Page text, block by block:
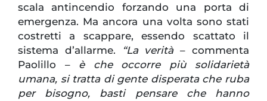
scala antincendio forzando una porta di
emergenza. Ma ancora una volta sono stati
costretti a scappare, essendo scattato il
sistema d’allarme.
“La verità– commenta
Paolillo – è che occorre più solidarietà
umana, si tratta di gente disperata che ruba
per bisogno, basti pensare che hanno